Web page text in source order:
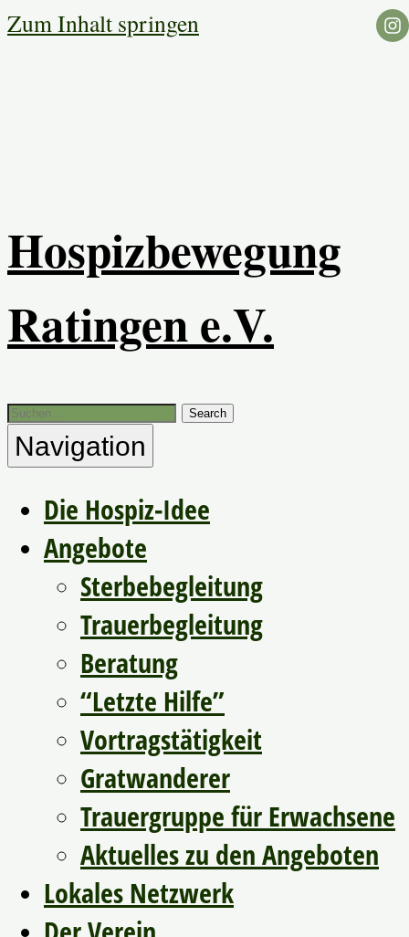
Zum Inhalt springen
Hospizbewegung
Ratingen e.V.
Navigation
Die Hospiz-Idee
Angebote
Sterbebegleitung
Trauerbegleitung
Beratung
“Letzte Hilfe”
Vortragstätigkeit
Gratwanderer
Trauergruppe für Erwachsene
Aktuelles zu den Angeboten
Lokales Netzwerk